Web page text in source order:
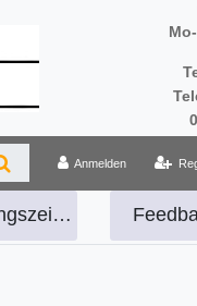
Anmelden
Öffnungszeiten